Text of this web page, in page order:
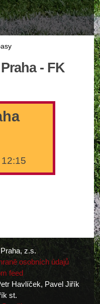
- FK
z.s.
osobních údajů
feed
Havlíček, Pavel Jiřík
st.